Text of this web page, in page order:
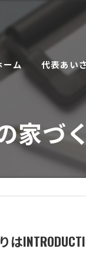
ーム 代表あい
づ